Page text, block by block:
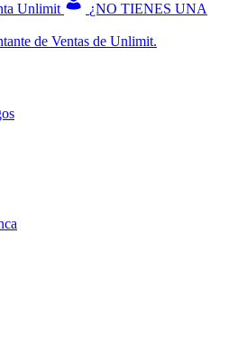
Unlimit
¿NO TIENES UNA
de Ventas de Unlimit.